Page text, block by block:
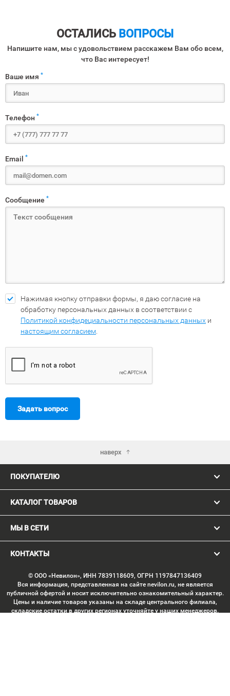
ОСТАЛИСЬ ВОПРОСЫ
Напишите нам, мы с удовольствием расскажем Вам обо всем,
что Вас интересует!
Ваше имя *
Телефон *
Email *
Сообщение *
Нажимая кнопку отправки формы, я даю согласие на
обработку персональных данных в соответствии с
Политикой конфидециальности персональных данных и
настоящим согласием
Задать вопрос
наверх
ПОКУПАТЕЛЮ
КАТАЛОГ ТОВАРОВ
МЫ В СЕТИ
КОНТАКТЫ
© ООО «Невилон», ИНН 7839118609, ОГРН 1197847136409
Вся информация, представленная на сайте nevilon.ru, не является
публичной офертой и носит исключительно ознакомительный характер.
Цены и наличие товаров указаны на складе центрального филиала,
складские остатки в других регионах уточняйте у наших менеджеров.